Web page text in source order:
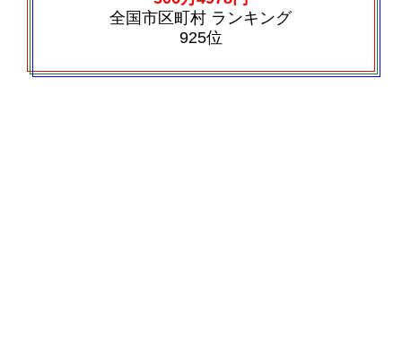
全国市区町村 ランキング
925位